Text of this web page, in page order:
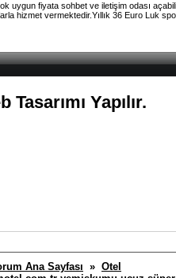
uygun fiyata sohbet ve iletişim odası
hizmet vermektedir.Yıllık 36 Euro Luk
Yapılır.
Ana Sayfası » Otel